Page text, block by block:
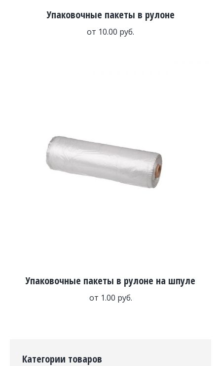
Упаковочные пакеты в рулоне
от 10.00 руб.
Упаковочные пакеты в рулоне на шпуле
от 1.00 руб.
Категории товаров